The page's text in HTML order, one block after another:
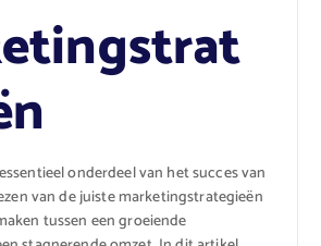
onderdeel van het succes van
van de juiste marketingstrategieën
tussen een groeiende